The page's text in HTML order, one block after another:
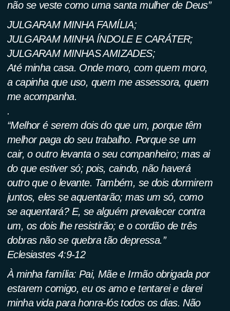
não se veste como uma santa mulher de Deus”
JULGARAM MINHA FAMÍLIA;
JULGARAM MINHA ÍNDOLE E CARÁTER;
JULGARAM MINHAS AMIZADES;
Até minha casa. Onde moro, com quem moro,
a capinha que uso, quem me assessora, quem
me acompanha.
.
“Melhor é serem dois do que um, porque têm
melhor paga do seu trabalho. Porque se um
cair, o outro levanta o seu companheiro; mas ai
do que estiver só; pois, caindo, não haverá
outro que o levante. Também, se dois dormirem
juntos, eles se aquentarão; mas um só, como
se aquentará? E, se alguém prevalecer contra
um, os dois lhe resistirão; e o cordão de três
dobras não se quebra tão depressa.”
Eclesiastes 4:9-12
À minha família: Pai, Mãe e Irmão obrigada por
estarem comigo, eu os amo e tentarei e darei
minha vida para honra-lós todos os dias. Não